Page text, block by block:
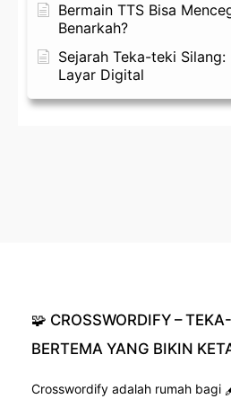
Bermain TTS Bisa
Benarkah?
Sejarah Teka-teki
Layar Digital
🧩 CROSSWORDIFY –
BERTEMA YANG BIKIN
Crosswordify adalah rumah bagi